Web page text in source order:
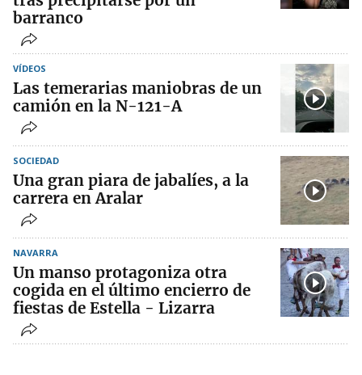
barranco
VÍDEOS
Las temerarias maniobras de un
camión en la N-121-A
SOCIEDAD
Una gran piara de jabalíes, a la
carrera en Aralar
NAVARRA
Un manso protagoniza otra
cogida en el último encierro de
fiestas de Estella - Lizarra